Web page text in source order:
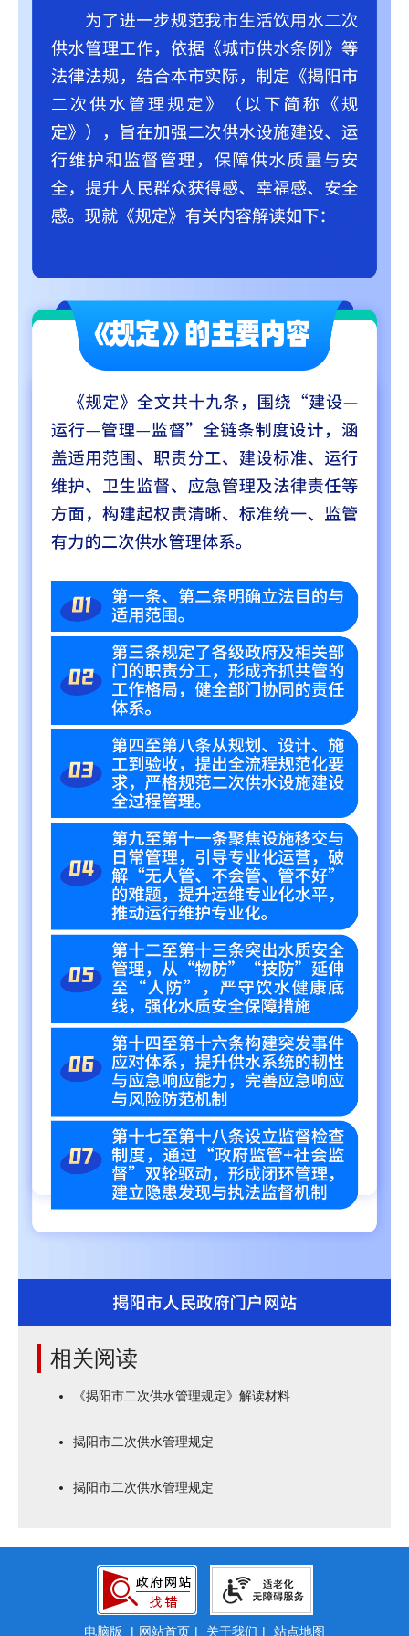
相关阅读
《揭阳市二次供水管理规定》解读材料
揭阳市二次供水管理规定
揭阳市二次供水管理规定
电脑版 | 网站首页 | 关于我们 | 站点地图